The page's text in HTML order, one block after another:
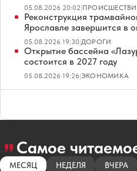
05.08.2026 20:02|
Реконструкция
Ярославле завершится в
05.08.2026 19:30|ДОРОГИ
Открытие бассейна
состоится в 2027 году
05.08.2026 19:26|ЭКОНОМИКА
Самое
МЕСЯЦ НЕДЕЛЯ ВЧЕРА